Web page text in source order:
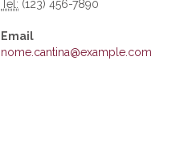
Tel: (123) 456-7890
Email
nome.cantina@example.com